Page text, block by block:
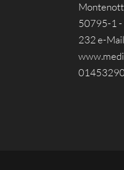
50795-1 -
232 e-